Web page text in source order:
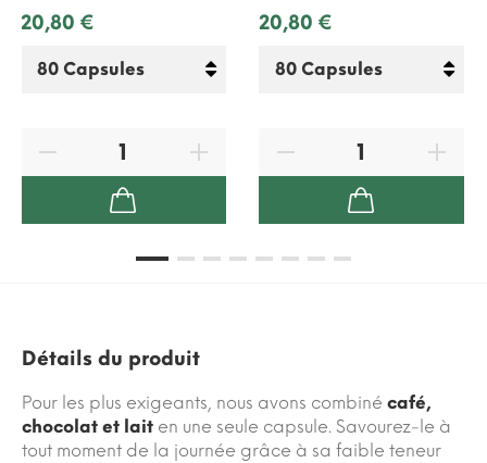
20,80 € 20,80 €
Détails du produit
Pour les plus exigeants, nous avons combiné café,
chocolat et lait en une seule capsule. Savourez-le à
tout moment de la journée grâce à sa faible teneur